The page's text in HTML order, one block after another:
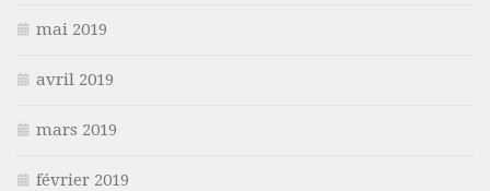
mai 2019
avril 2019
mars 2019
février 2019